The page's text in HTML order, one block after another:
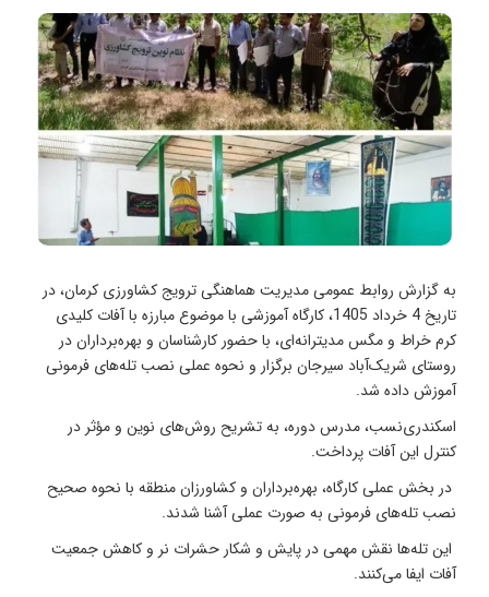
به گزارش روابط عمومی مدیریت هماهنگی ترویج کشاورزی کرمان، در
تاریخ 4 خرداد 1405، کارگاه آموزشی با موضوع مبارزه با آفات کلیدی
کرم خراط و مگس مدیترانه‌ای، با حضور کارشناسان و بهره‌برداران در
روستای شریک‌آباد سیرجان برگزار و نحوه عملی نصب تله‌های فرمونی
آموزش داده شد.
اسکندری‌نسب، مدرس دوره، به تشریح روش‌های نوین و مؤثر در
کنترل این آفات پرداخت.
در بخش عملی کارگاه، بهره‌برداران و کشاورزان منطقه با نحوه صحیح
نصب تله‌های فرمونی به صورت عملی آشنا شدند.
این تله‌ها نقش مهمی در پایش و شکار حشرات نر و کاهش جمعیت
آفات ایفا می‌کنند.